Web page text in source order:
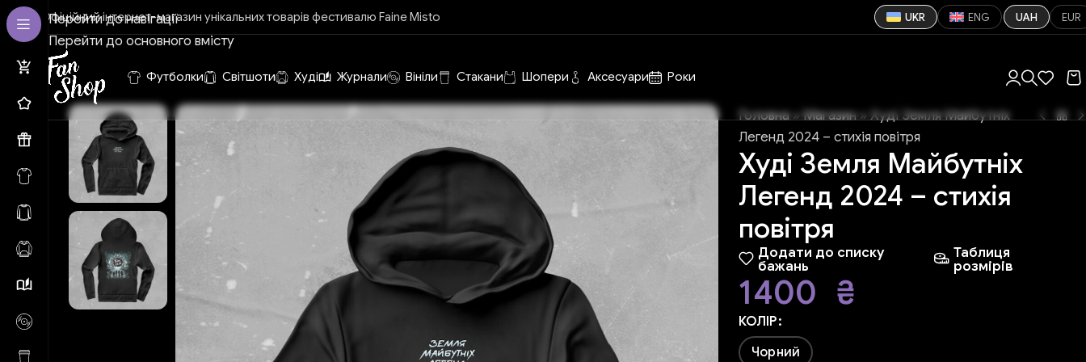
Перейти до навігації
Перейти до основного вмісту
Офіційний інтернет-магазин унікальних товарів фестивалю Faine Misto UKR ENG UAH EUR
Футболки Світшоти Худі Журнали Вініли Стакани Шопери Аксесуари Роки
Головна» Магазин»Худі Земля Майбутніх
Легенд 2024 – стихія повітря
Худі Земля Майбутніх
Легенд 2024 – стихія
повітря
Додати до списку
бажань
Таблиця
розмірів
1400 ₴
КОЛІР
Чорний